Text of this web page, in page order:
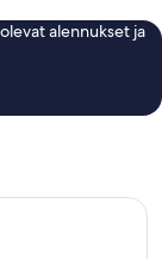
alennukset ja